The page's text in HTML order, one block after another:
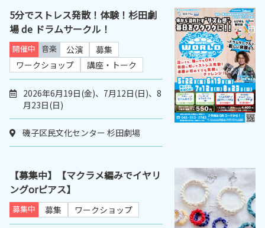
5分でストレス発散！体験！杉田劇
場 de ドラムサークル！
開催中 音楽 公演
募集
ワークショップ
講座・トーク
2026年6月19日(金)、7月12日(日)、8
月23日(日)
磯子区民文化センター 杉田劇場
【募集中】【マクラメ編みでイヤリ
ングorピアス】
募集中 募集 ワークショップ